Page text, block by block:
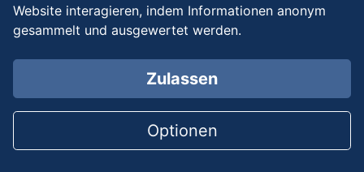
Juni 2024
Mai 2024
März 2024
Website interagieren, indem Informationen anonym
gesammelt und ausgewertet werden.
Zulassen
Optionen